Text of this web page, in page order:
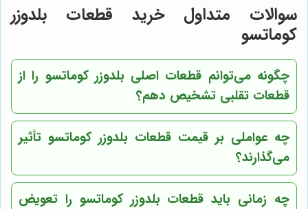
سوالات متداول خرید قطعات بلدوزر
کوماتسو
چگونه می‌توانم قطعات اصلی بلدوزر کوماتسو را از
قطعات تقلبی تشخیص دهم؟
چه عواملی بر قیمت قطعات بلدوزر کوماتسو تأثیر
می‌گذارند؟
چه زمانی باید قطعات بلدوزر کوماتسو را تعویض